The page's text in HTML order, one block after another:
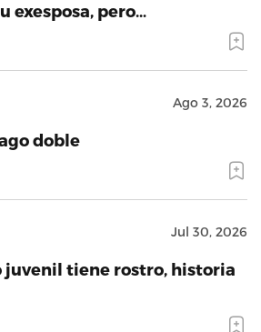
exesposa, pero…
Ago 3, 2026
doble
Jul 30, 2026
juvenil tiene rostro, historia